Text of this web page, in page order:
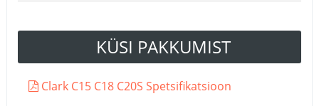
KÜSI PAKKUMIST
Clark C15 C18 C20S Spetsifikatsioon